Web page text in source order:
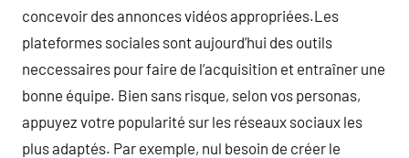
concevoir des annonces vidéos appropriées.Les
plateformes sociales sont aujourd’hui des outils
neccessaires pour faire de l’acquisition et entraîner une
bonne équipe. Bien sans risque, selon vos personas,
appuyez votre popularité sur les réseaux sociaux les
plus adaptés. Par exemple, nul besoin de créer le